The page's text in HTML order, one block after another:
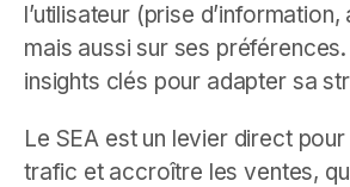
l’utilisateur (prise
mais aussi sur ses
insights clés pour adapter sa
Le SEA est un levier direct
trafic et accroître les ventes,